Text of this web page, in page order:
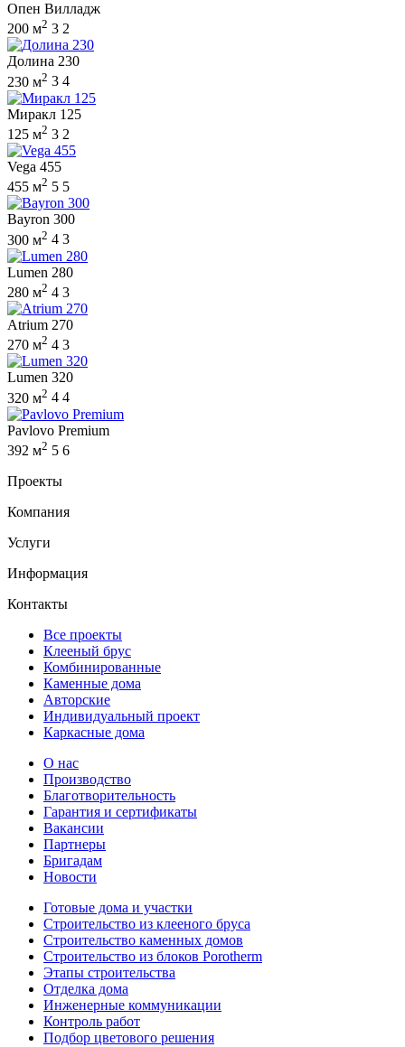
Опен Вилладж
200 м2 3 2
Долина 230
230 м2 3 4
Миракл 125
125 м2 3 2
Vega 455
455 м2 5 5
Bayron 300
300 м2 4 3
Lumen 280
280 м2 4 3
Atrium 270
270 м2 4 3
Lumen 320
320 м2 4 4
Pavlovo Premium
392 м2 5 6
Проекты
Компания
Услуги
Информация
Контакты
Все проекты
Клееный брус
Комбинированные
Каменные дома
Авторские
Индивидуальный проект
Каркасные дома
О нас
Производство
Благотворительность
Гарантия и сертификаты
Вакансии
Партнеры
Бригадам
Новости
Готовые дома и участки
Строительство из клееного бруса
Строительство каменных домов
Строительство из блоков Porotherm
Этапы строительства
Отделка дома
Инженерные коммуникации
Контроль работ
Подбор цветового решения